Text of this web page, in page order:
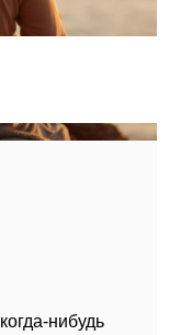
нибудь